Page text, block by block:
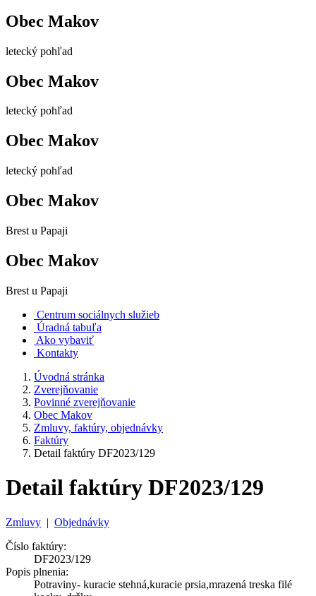
Obec Makov
letecký pohľad
Obec Makov
letecký pohľad
Obec Makov
letecký pohľad
Obec Makov
Brest u Papaji
Obec Makov
Brest u Papaji
Centrum sociálnych služieb
Úradná tabuľa
Ako vybaviť
Kontakty
Úvodná stránka
Zverejňovanie
Povinné zverejňovanie
Obec Makov
Zmluvy, faktúry, objednávky
Faktúry
Detail faktúry DF2023/129
Detail faktúry DF2023/129
Zmluvy | Objednávky
Číslo faktúry:
DF2023/129
Popis plnenia:
Potraviny- kuracie stehná,kuracie prsia,mrazená treska filé